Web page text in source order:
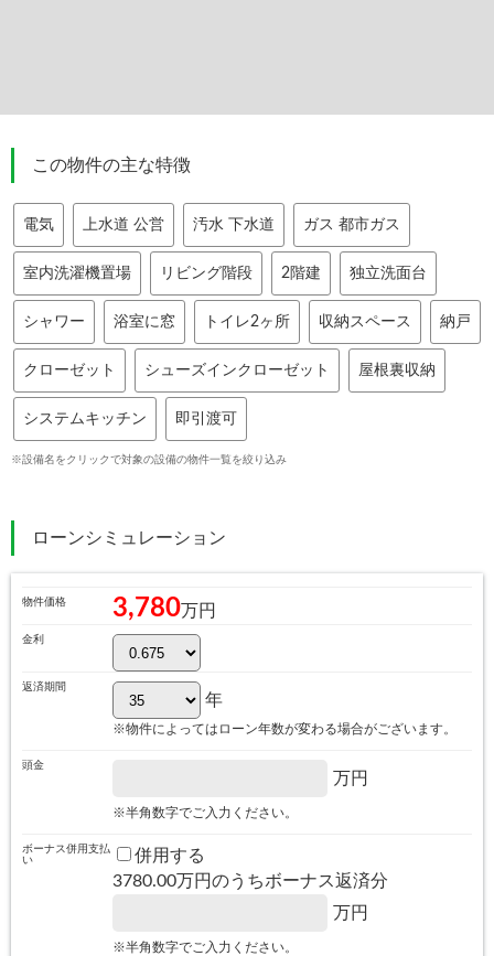
この物件の主な特徴
電気 上水道 公営 汚水 下水道 ガス 都市ガス
室内洗濯機置場 リビング階段 2階建 独立洗面台
シャワー 浴室に窓 トイレ2ヶ所 収納スペース 納戸
クローゼット シューズインクローゼット 屋根裏収納
システムキッチン 即引渡可
※設備名をクリックで対象の設備の物件一覧を絞り込み
ローンシミュレーション
物件価格 3,780万円
金利
返済期間
年
※物件によってはローン年数が変わる場合がございます。
頭金
万円
※半角数字でご入力ください。
ボーナス併用支払
い
併用する
3780.00万円のうちボーナス返済分
万円
※半角数字でご入力ください。